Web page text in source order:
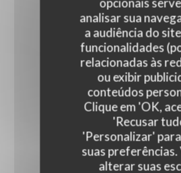
analisar sua
a audiência do
funcionalidades
relacionadas às
ou exibir
conteúdos
Clique em 'OK,
'Recusar
'Personalizar'
suas preferências.
alterar suas